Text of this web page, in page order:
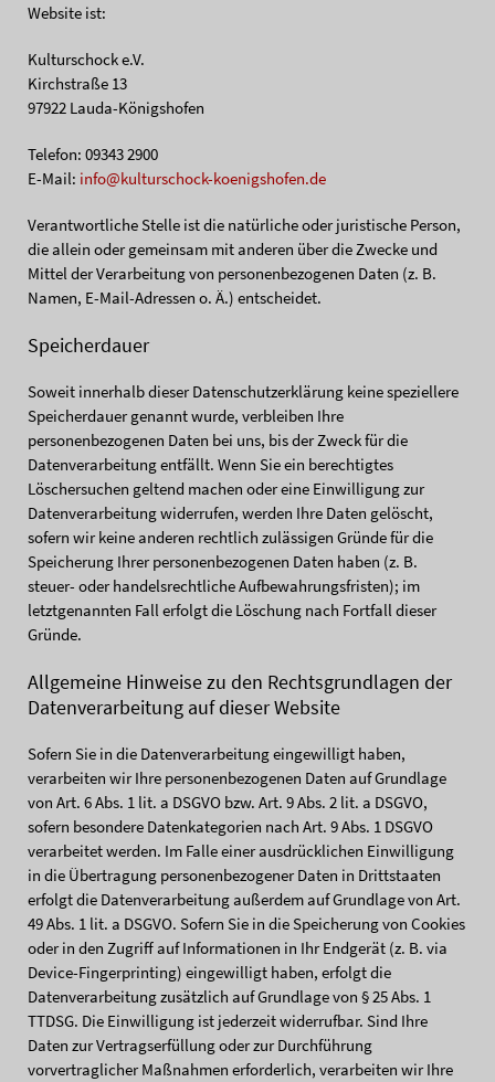
Website ist:
Kulturschock e.V.
Kirchstraße 13
97922 Lauda-Königshofen
Telefon: 09343 2900
E-Mail: info@kulturschock-koenigshofen.de
Verantwortliche Stelle ist die natürliche oder juristische Person,
die allein oder gemeinsam mit anderen über die Zwecke und
Mittel der Verarbeitung von personenbezogenen Daten (z. B.
Namen, E-Mail-Adressen o. Ä.) entscheidet.
Speicherdauer
Soweit innerhalb dieser Datenschutzerklärung keine speziellere
Speicherdauer genannt wurde, verbleiben Ihre
personenbezogenen Daten bei uns, bis der Zweck für die
Datenverarbeitung entfällt. Wenn Sie ein berechtigtes
Löschersuchen geltend machen oder eine Einwilligung zur
Datenverarbeitung widerrufen, werden Ihre Daten gelöscht,
sofern wir keine anderen rechtlich zulässigen Gründe für die
Speicherung Ihrer personenbezogenen Daten haben (z. B.
steuer- oder handelsrechtliche Aufbewahrungsfristen); im
letztgenannten Fall erfolgt die Löschung nach Fortfall dieser
Gründe.
Allgemeine Hinweise zu den Rechtsgrundlagen der
Datenverarbeitung auf dieser Website
Sofern Sie in die Datenverarbeitung eingewilligt haben,
verarbeiten wir Ihre personenbezogenen Daten auf Grundlage
von Art. 6 Abs. 1 lit. a DSGVO bzw. Art. 9 Abs. 2 lit. a DSGVO,
sofern besondere Datenkategorien nach Art. 9 Abs. 1 DSGVO
verarbeitet werden. Im Falle einer ausdrücklichen Einwilligung
in die Übertragung personenbezogener Daten in Drittstaaten
erfolgt die Datenverarbeitung außerdem auf Grundlage von Art.
49 Abs. 1 lit. a DSGVO. Sofern Sie in die Speicherung von Cookies
oder in den Zugriff auf Informationen in Ihr Endgerät (z. B. via
Device-Fingerprinting) eingewilligt haben, erfolgt die
Datenverarbeitung zusätzlich auf Grundlage von § 25 Abs. 1
TTDSG. Die Einwilligung ist jederzeit widerrufbar. Sind Ihre
Daten zur Vertragserfüllung oder zur Durchführung
vorvertraglicher Maßnahmen erforderlich, verarbeiten wir Ihre